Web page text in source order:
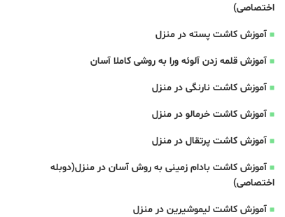
اختصاصی)
آموزش کاشت پسته در منزل
آموزش قلمه زدن آلوئه ورا به روشی کاملا آسان
آموزش کاشت نارنگی در منزل
آموزش کاشت خرمالو در منزل
آموزش کاشت پرتقال در منزل
آموزش کاشت بادام زمینی به روش آسان در منزل(دوبله
اختصاصی)
آموزش کاشت لیموشیرین در منزل